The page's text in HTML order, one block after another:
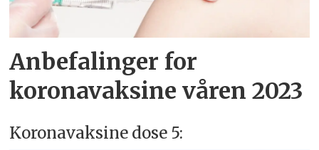
Anbefalinger for
koronavaksine våren 2023
Koronavaksine dose 5: